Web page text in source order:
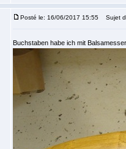
Posté le: 16/06/2017 15:55 Sujet
Buchstaben habe ich mit